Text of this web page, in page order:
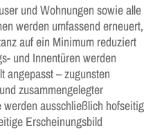
und Wohnungen sowie alle
werden umfassend erneuert,
auf ein Minimum reduziert
und Innentüren werden
angepasst – zugunsten
zusammengelegter
ausschließlich hofseitig
Erscheinungsbild